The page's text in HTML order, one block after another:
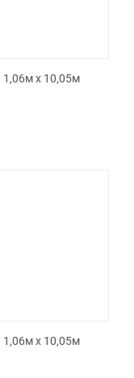
1,06м х 10,05м
1,06м х 10,05м